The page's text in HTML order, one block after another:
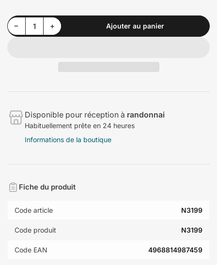
−Diminuer la quantité pour Yokohama 160/640R15 A053 A70 Droite (H)
Quantité +Augmenter la quantité pour Yokohama 160/640R15 A053 A70 Droite (H) Ajouter au panier
Disponible pour réception à randonnai
Habituellement prête en 24 heures
Informations de la boutique
Fiche du produit
Code article N3199
Code produit N3199
Code EAN 4968814987459